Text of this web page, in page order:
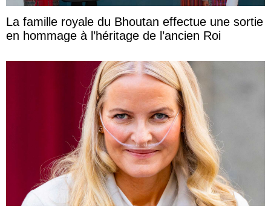
La famille royale du Bhoutan effectue une sortie
en hommage à l’héritage de l’ancien Roi